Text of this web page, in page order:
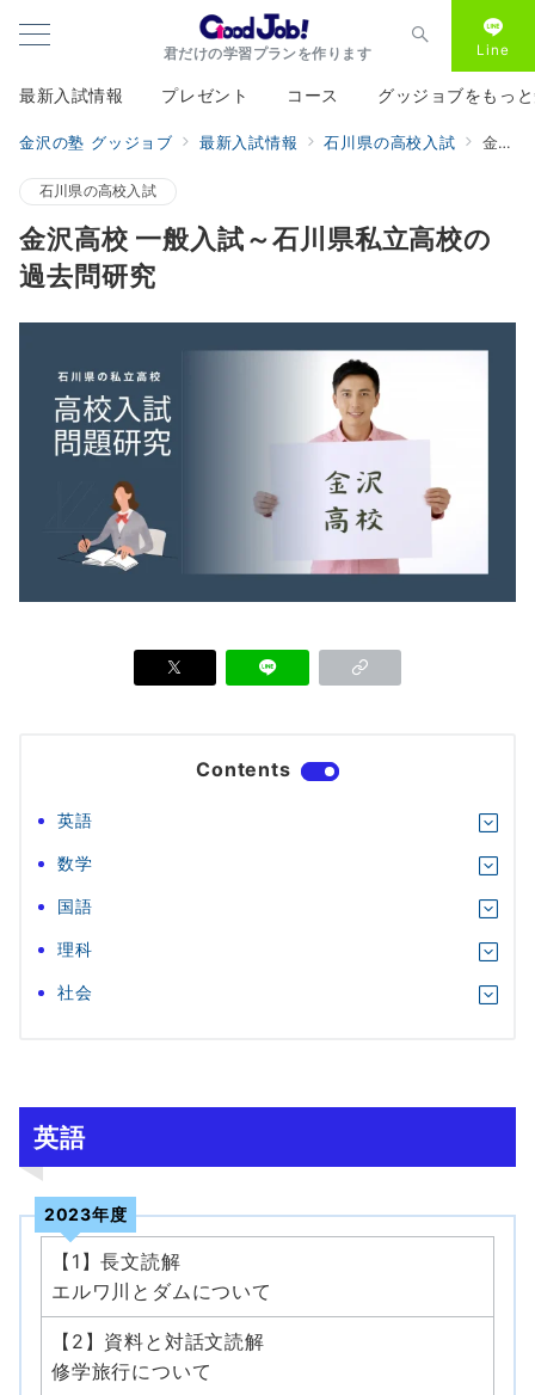
君だけの学習プランを作ります Line
最新入試情報 プレゼント コース グッジョブをもっ
金沢の塾 グッジョブ 最新入試情報 石川県の高校入試 金沢高校 一般入試～石川県私立高校の過去問研究
石川県の高校入試
金沢高校 一般入試～石川県私立高校の
過去問研究
Contents
英語
数学
国語
理科
社会
英語
2023年度
【1】長文読解
エルワ川とダムについて
【2】資料と対話文読解
修学旅行について